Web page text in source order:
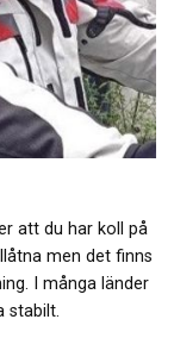
att du har koll på
men det finns
I många länder
stabilt.